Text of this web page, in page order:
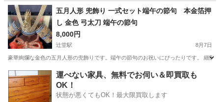
神奈川 横浜市 上永谷駅 キッズ用品
五月人形 兜飾り 一式セット端午の節句 本金箔押
し 金色 弓太刀 端午の節句
8,000円
辻堂駅 8月7日
豪華絢爛な金色の五月人形の兜飾りです。端午の節句のお祝いにぴったりです。 細
神奈川 茅ヶ崎市 辻堂駅 その他
運べない家具、無料でお伺い＆即買取も
OK！
状態が悪くてもOK！最大限買取します